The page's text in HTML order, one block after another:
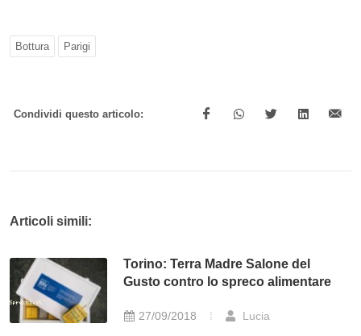
Bottura Parigi
Condividi questo articolo:
Articoli simili:
Torino: Terra Madre Salone del
Gusto contro lo spreco alimentare
27/09/2018 Lucia